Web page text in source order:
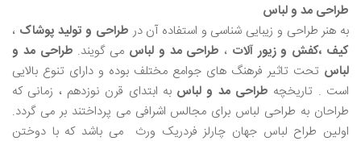
طراحی مد و لباس
به هنر طراحی و زیبایی شناسی و استفاده آن در طراحی و تولید پوشاک ،
کیف ،کفش و زیور آلات ، طراحی مد و لباس می گویند. طراحی مد و
لباس تحت تاثیر فرهنگ های جوامع مختلف بوده و دارای تنوع بالایی
است . تاریخچه طراحی مد و لباس به ابتدای قرن نوزدهم ، زمانی که
طراحان به طراحی لباس برای مجالس اشرافی می پرداختند بر می گردد.
اولین طراح لباس جهان چارلز فردریک ورث می باشد که با دوختن